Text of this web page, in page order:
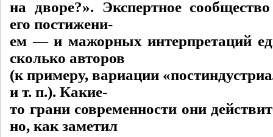
на дворе?». Экспертное
его постижени-
ем — и мажорных интерпретаций
сколько авторов
(к примеру, вариации
и т. п.). Какие-
то грани современности они
но, как заметил